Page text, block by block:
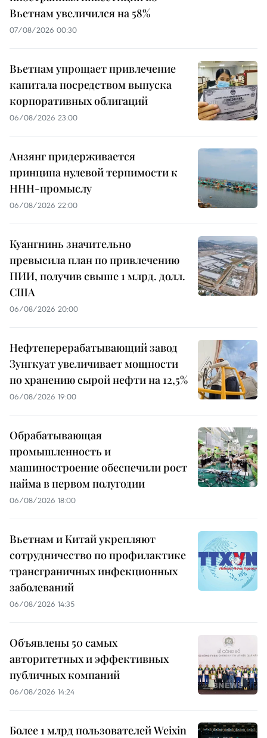
Вьетнам увеличился на 58%
07/08/2026 00:30
Вьетнам упрощает привлечение
капитала посредством выпуска
корпоративных облигаций
06/08/2026 23:00
Анзянг придерживается
принципа нулевой терпимости к
ННН-промыслу
06/08/2026 22:00
Куангнинь значительно
превысила план по привлечению
ПИИ, получив свыше 1 млрд. долл.
США
06/08/2026 20:00
Нефтеперерабатывающий завод
Зунгкуат увеличивает мощности
по хранению сырой нефти на 12,5%
06/08/2026 19:00
Обрабатывающая
промышленность и
машиностроение обеспечили рост
найма в первом полугодии
06/08/2026 18:00
Вьетнам и Китай укрепляют
сотрудничество по профилактике
трансграничных инфекционных
заболеваний
06/08/2026 14:35
Объявлены 50 самых
авторитетных и эффективных
публичных компаний
06/08/2026 14:24
Более 1 млрд пользователей Weixin